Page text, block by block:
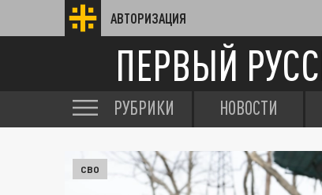
АВТОРИЗАЦИЯ
ПЕРВЫЙ
РУБРИКИ НОВОСТИ
СВО